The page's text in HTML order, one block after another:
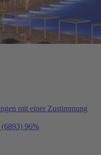
mit einer Zustimmung
(6893) 96%